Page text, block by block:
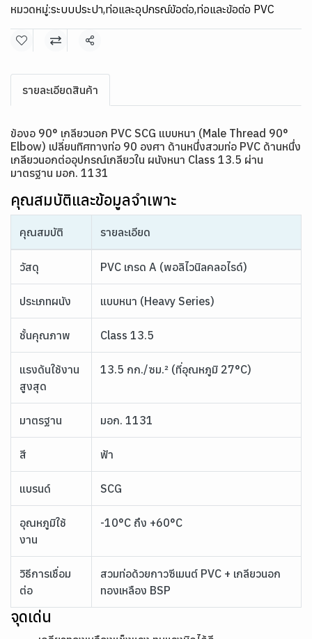
หมวดหมู่:ระบบประปา,ท่อและอุปกรณ์ข้อต่อ,ท่อและข้อต่อ PVC
แชร์
รายละเอียดสินค้า
ข้องอ 90° เกลียวนอก PVC SCG แบบหนา (Male Thread 90°
Elbow) เปลี่ยนทิศทางท่อ 90 องศา ด้านหนึ่งสวมท่อ PVC ด้านหนึ่ง
เกลียวนอกต่ออุปกรณ์เกลียวใน ผนังหนา Class 13.5 ผ่าน
มาตรฐาน มอก. 1131
คุณสมบัติและข้อมูลจำเพาะ
คุณสมบัติ รายละเอียด
วัสดุ PVC เกรด A (พอลิไวนิลคลอไรด์)
ประเภทผนัง แบบหนา (Heavy Series)
ชั้นคุณภาพ Class 13.5
แรงดันใช้งาน
สูงสุด
13.5 กก./ซม.² (ที่อุณหภูมิ 27°C)
มาตรฐาน มอก. 1131
สี ฟ้า
แบรนด์ SCG
อุณหภูมิใช้
งาน
-10°C ถึง +60°C
วิธีการเชื่อม
ต่อ
สวมท่อด้วยกาวซีเมนต์ PVC + เกลียวนอก
ทองเหลือง BSP
จุดเด่น